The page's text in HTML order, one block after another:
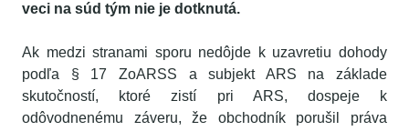
veci na súd tým nie je dotknutá.
Ak medzi stranami sporu nedôjde k uzavretiu dohody
podľa § 17 ZoARSS a subjekt ARS na základe
skutočností, ktoré zistí pri ARS, dospeje k
odôvodnenému záveru, že obchodník porušil práva